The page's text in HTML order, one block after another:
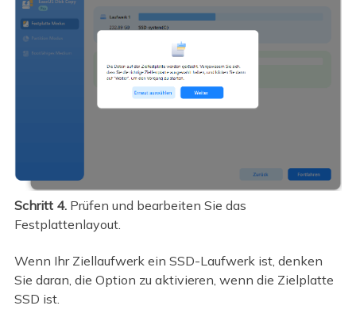
Schritt 4.Prüfen und bearbeiten Sie das
Festplattenlayout.
Wenn Ihr Ziellaufwerk ein SSD-Laufwerk ist, denken
Sie daran, die Option zu aktivieren, wenn die Zielplatte
SSD ist.